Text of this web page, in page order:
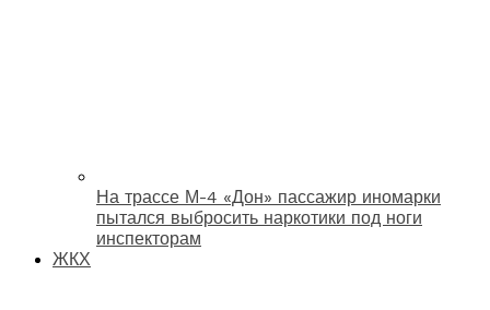
На трассе М-4 «Дон» пассажир иномарки
пытался выбросить наркотики под ноги
инспекторам
ЖКХ